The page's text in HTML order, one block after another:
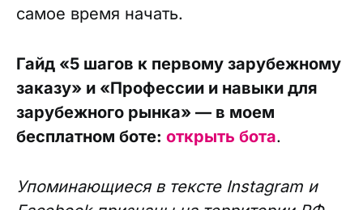
самое время начать.
Гайд «5 шагов к первому зарубежному
заказу» и «Профессии и навыки для
зарубежного рынка» — в моем
бесплатном боте: открыть бота.
Упоминающиеся в тексте Instagram и